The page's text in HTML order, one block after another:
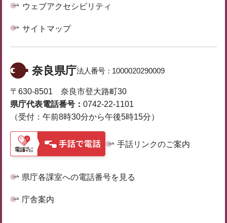
ウェブアクセシビリティ
サイトマップ
奈良県庁法人番号： 1000020290009
〒630-8501 奈良市登大路町30
県庁代表電話番号： 0742-22-1101
（受付：午前8時30分から午後5時15分）
手話リンクのご案内
県庁各課室への電話番号を見る
庁舎案内